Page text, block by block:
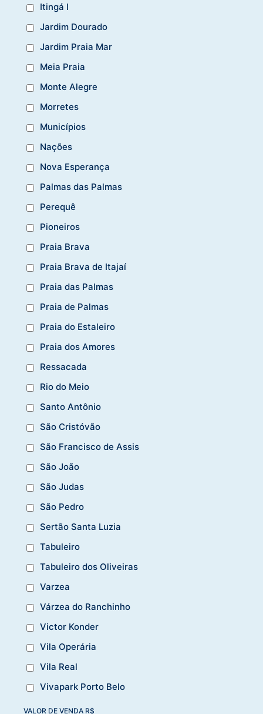
Itingá I
Jardim Dourado
Jardim Praia Mar
Meia Praia
Monte Alegre
Morretes
Municípios
Nações
Nova Esperança
Palmas das Palmas
Perequê
Pioneiros
Praia Brava
Praia Brava de Itajaí
Praia das Palmas
Praia de Palmas
Praia do Estaleiro
Praia dos Amores
Ressacada
Rio do Meio
Santo Antônio
São Cristóvão
São Francisco de Assis
São João
São Judas
São Pedro
Sertão Santa Luzia
Tabuleiro
Tabuleiro dos Oliveiras
Varzea
Várzea do Ranchinho
Victor Konder
Vila Operária
Vila Real
Vivapark Porto Belo
VALOR DE VENDA R$